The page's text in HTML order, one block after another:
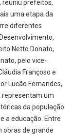
reuniu prefeitos,
uma etapa da
diferentes
Netto Donato,
pelo vice-
Françoso e
Lucão Fernandes,
representam um
da população
a educação. Entre
obras de grande